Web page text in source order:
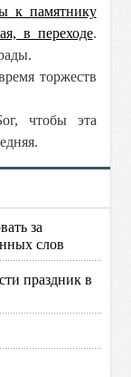
к памятнику
в переходе.
торжеств
чтобы эта
за
слов
праздник в